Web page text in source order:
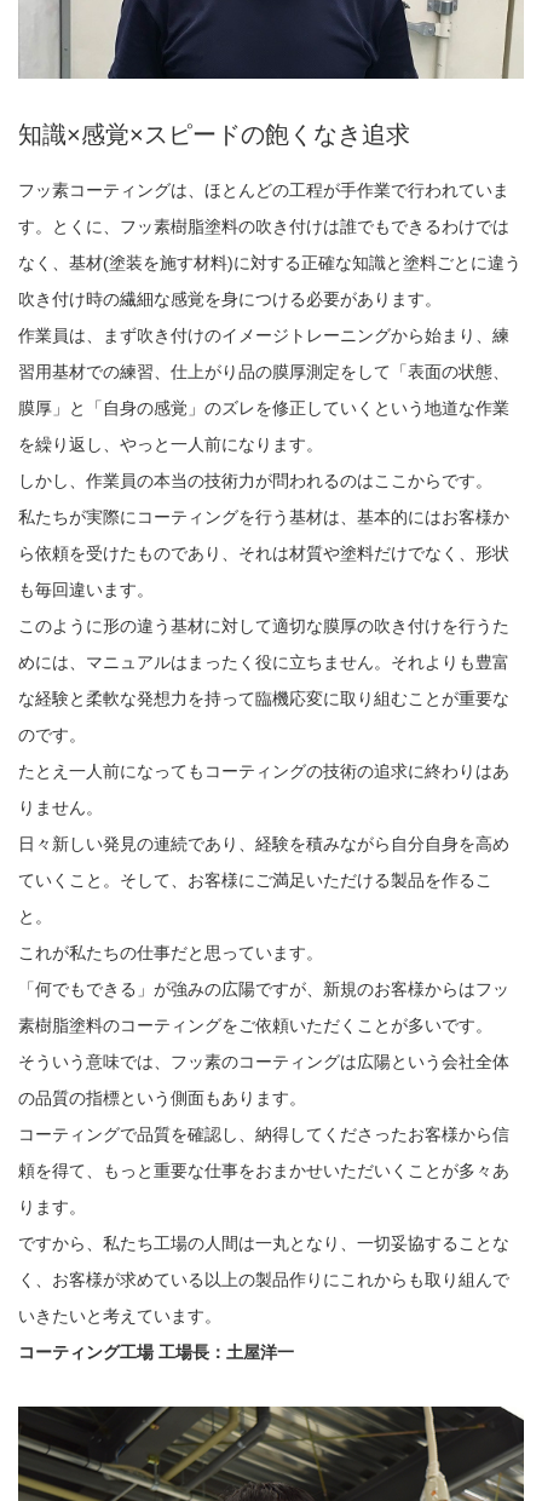
知識×感覚×スピードの飽くなき追求
フッ素コーティングは、ほとんどの工程が手作業で行われていま
す。とくに、フッ素樹脂塗料の吹き付けは誰でもできるわけでは
なく、基材(塗装を施す材料)に対する正確な知識と塗料ごとに違う
吹き付け時の繊細な感覚を身につける必要があります。
作業員は、まず吹き付けのイメージトレーニングから始まり、練
習用基材での練習、仕上がり品の膜厚測定をして「表面の状態、
膜厚」と「自身の感覚」のズレを修正していくという地道な作業
を繰り返し、やっと一人前になります。
しかし、作業員の本当の技術力が問われるのはここからです。
私たちが実際にコーティングを行う基材は、基本的にはお客様か
ら依頼を受けたものであり、それは材質や塗料だけでなく、形状
も毎回違います。
このように形の違う基材に対して適切な膜厚の吹き付けを行うた
めには、マニュアルはまったく役に立ちません。それよりも豊富
な経験と柔軟な発想力を持って臨機応変に取り組むことが重要な
のです。
たとえ一人前になってもコーティングの技術の追求に終わりはあ
りません。
日々新しい発見の連続であり、経験を積みながら自分自身を高め
ていくこと。そして、お客様にご満足いただける製品を作るこ
と。
これが私たちの仕事だと思っています。
「何でもできる」が強みの広陽ですが、新規のお客様からはフッ
素樹脂塗料のコーティングをご依頼いただくことが多いです。
そういう意味では、フッ素のコーティングは広陽という会社全体
の品質の指標という側面もあります。
コーティングで品質を確認し、納得してくださったお客様から信
頼を得て、もっと重要な仕事をおまかせいただいくことが多々あ
ります。
ですから、私たち工場の人間は一丸となり、一切妥協することな
く、お客様が求めている以上の製品作りにこれからも取り組んで
いきたいと考えています。
コーティング工場 工場長：土屋洋一